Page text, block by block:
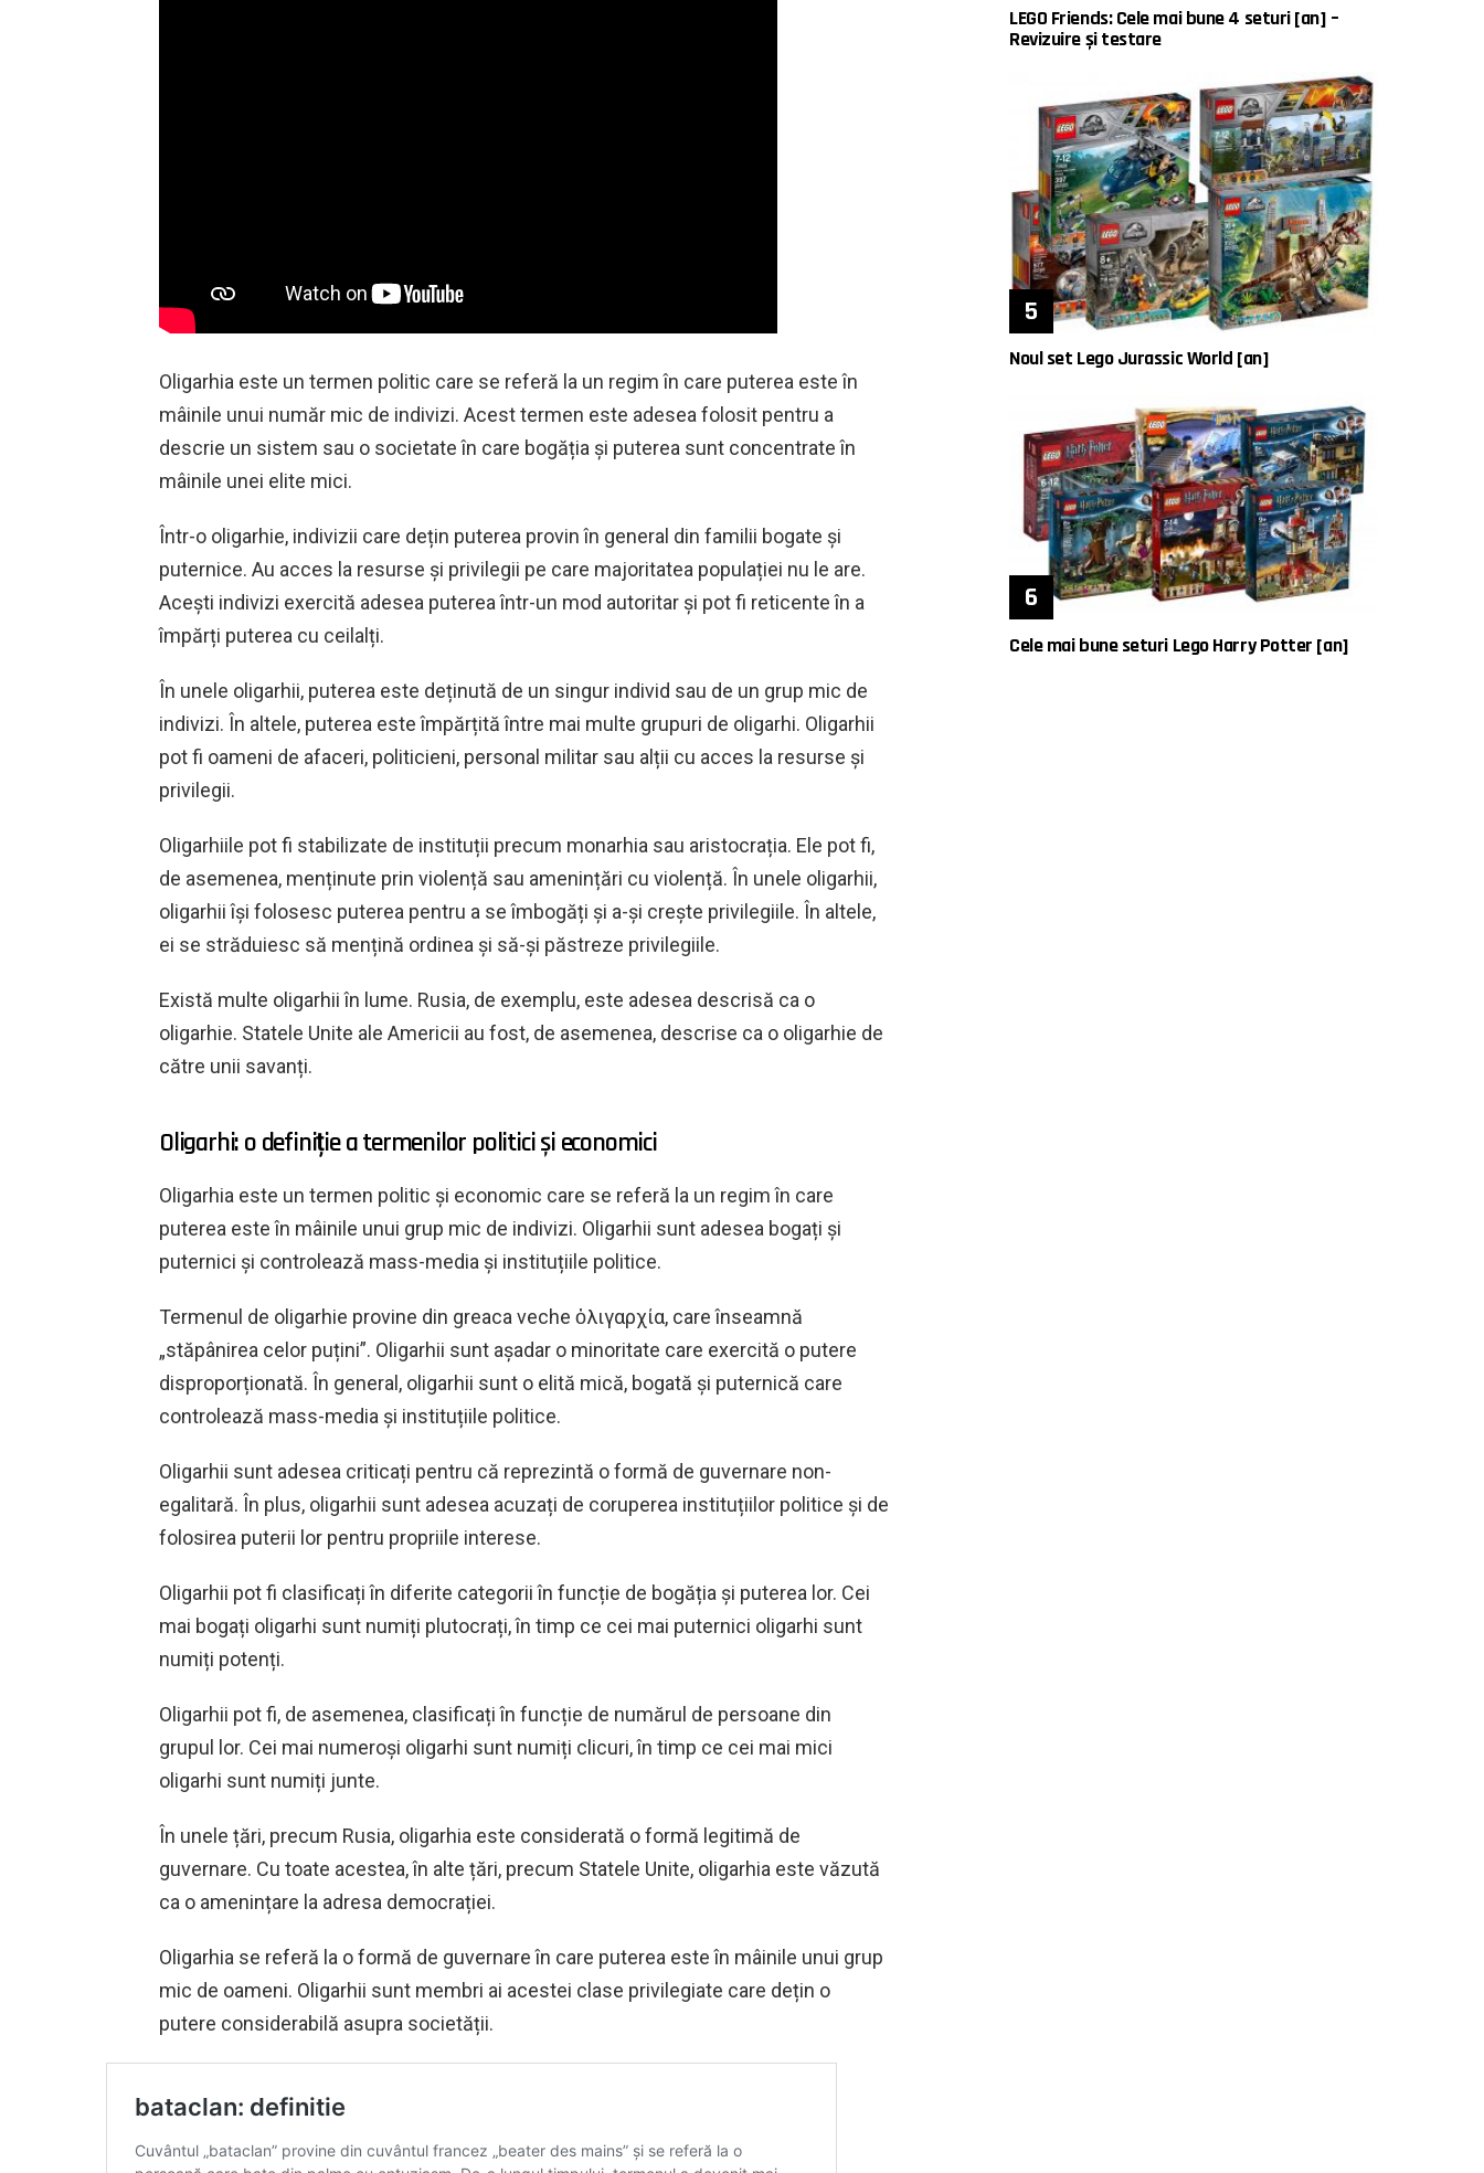
Oligarhia este un termen politic care se referă la un regim în care puterea este în
mâinile unui număr mic de indivizi. Acest termen este adesea folosit pentru a
descrie un sistem sau o societate în care bogăția și puterea sunt concentrate în
mâinile unei elite mici.
Într-o oligarhie, indivizii care dețin puterea provin în general din familii bogate și
puternice. Au acces la resurse și privilegii pe care majoritatea populației nu le are.
Acești indivizi exercită adesea puterea într-un mod autoritar și pot fi reticente în a
împărți puterea cu ceilalți.
În unele oligarhii, puterea este deținută de un singur individ sau de un grup mic de
indivizi. În altele, puterea este împărțită între mai multe grupuri de oligarhi. Oligarhii
pot fi oameni de afaceri, politicieni, personal militar sau alții cu acces la resurse și
privilegii.
Oligarhiile pot fi stabilizate de instituții precum monarhia sau aristocrația. Ele pot fi,
de asemenea, menținute prin violență sau amenințări cu violență. În unele oligarhii,
oligarhii își folosesc puterea pentru a se îmbogăți și a-și crește privilegiile. În altele,
ei se străduiesc să mențină ordinea și să-și păstreze privilegiile.
Există multe oligarhii în lume. Rusia, de exemplu, este adesea descrisă ca o
oligarhie. Statele Unite ale Americii au fost, de asemenea, descrise ca o oligarhie de
către unii savanți.
Oligarhi: o definiție a termenilor politici și economici
Oligarhia este un termen politic și economic care se referă la un regim în care
puterea este în mâinile unui grup mic de indivizi. Oligarhii sunt adesea bogați și
puternici și controlează mass-media și instituțiile politice.
Termenul de oligarhie provine din greaca veche ὀλιγαρχία, care înseamnă
„stăpânirea celor puțini”. Oligarhii sunt așadar o minoritate care exercită o putere
disproporționată. În general, oligarhii sunt o elită mică, bogată și puternică care
controlează mass-media și instituțiile politice.
Oligarhii sunt adesea criticați pentru că reprezintă o formă de guvernare non-
egalitară. În plus, oligarhii sunt adesea acuzați de coruperea instituțiilor politice și de
folosirea puterii lor pentru propriile interese.
Oligarhii pot fi clasificați în diferite categorii în funcție de bogăția și puterea lor. Cei
mai bogați oligarhi sunt numiți plutocrați, în timp ce cei mai puternici oligarhi sunt
numiți potenți.
Oligarhii pot fi, de asemenea, clasificați în funcție de numărul de persoane din
grupul lor. Cei mai numeroși oligarhi sunt numiți clicuri, în timp ce cei mai mici
oligarhi sunt numiți junte.
În unele țări, precum Rusia, oligarhia este considerată o formă legitimă de
guvernare. Cu toate acestea, în alte țări, precum Statele Unite, oligarhia este văzută
ca o amenințare la adresa democrației.
Oligarhia se referă la o formă de guvernare în care puterea este în mâinile unui grup
mic de oameni. Oligarhii sunt membri ai acestei clase privilegiate care dețin o
putere considerabilă asupra societății.
LEGO Friends: Cele mai bune 4 seturi [an] –
Revizuire și testare
Noul set Lego Jurassic World [an]
Cele mai bune seturi Lego Harry Potter [an]